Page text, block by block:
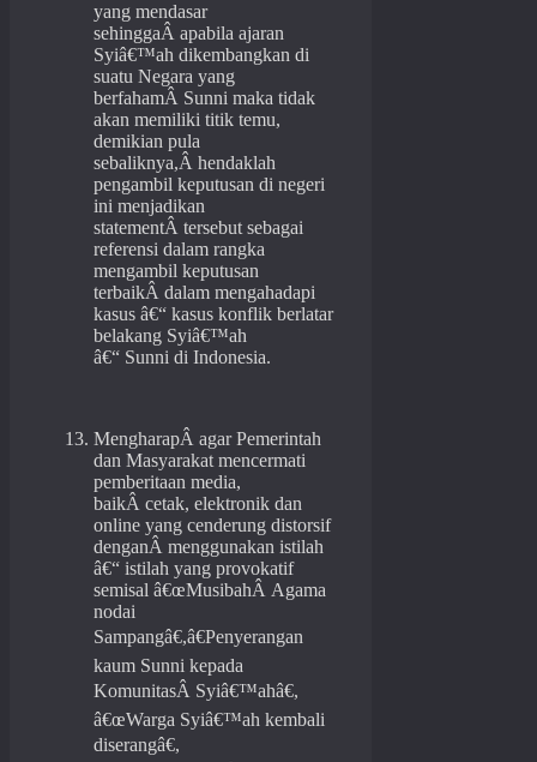
yang mendasar
sehinggaÂ apabila ajaran
Syiâ€™ah dikembangkan di
suatu Negara yang
berfahamÂ Sunni maka tidak
akan memiliki titik temu,
demikian pula
sebaliknya,Â hendaklah
pengambil keputusan di negeri
ini menjadikan
statementÂ tersebut sebagai
referensi dalam rangka
mengambil keputusan
terbaikÂ dalam mengahadapi
kasus â€“ kasus konflik berlatar
belakang Syiâ€™ah
â€“ Sunni di Indonesia.
MengharapÂ agar Pemerintah
dan Masyarakat mencermati
pemberitaan media,
baikÂ cetak, elektronik dan
online yang cenderung distorsif
denganÂ menggunakan istilah
â€“ istilah yang provokatif
semisal â€œMusibahÂ Agama
nodai
Sampangâ€,â€Penyerangan
kaum Sunni kepada
KomunitasÂ Syiâ€™ahâ€,
â€œWarga Syiâ€™ah kembali
diserangâ€,